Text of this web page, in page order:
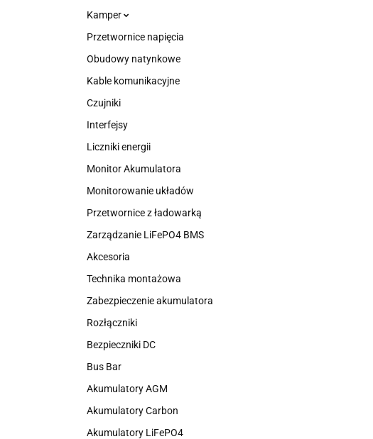
Kamper
Przetwornice napięcia
Obudowy natynkowe
Kable komunikacyjne
Czujniki
Interfejsy
Liczniki energii
Monitor Akumulatora
Monitorowanie układów
Przetwornice z ładowarką
Zarządzanie LiFePO4 BMS
Akcesoria
Technika montażowa
Zabezpieczenie akumulatora
Rozłączniki
Bezpieczniki DC
Bus Bar
Akumulatory AGM
Akumulatory Carbon
Akumulatory LiFePO4